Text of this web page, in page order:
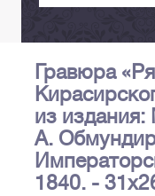
Гравюра
из издания:
А.
1840. -